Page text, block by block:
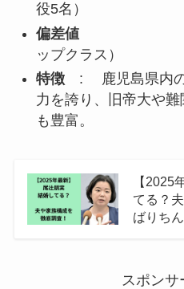
役5名）
偏差値: 72（
ップクラス）
特徴: 鹿児島県内の
力を誇り、旧帝大や
も豊富。
【2025
てる？
ばりち
スポンサ